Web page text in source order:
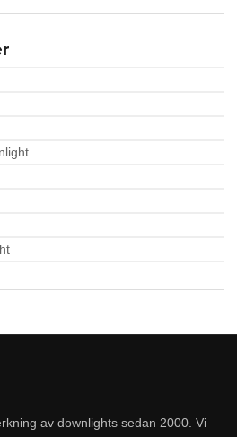
av downlights sedan 2000. Vi